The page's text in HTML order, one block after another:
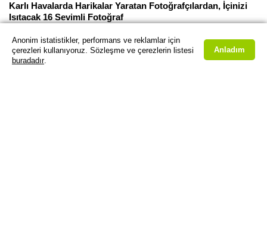
Karlı Havalarda Harikalar Yaratan Fotoğrafçılardan, İçinizi
Isıtacak 16 Sevimli Fotoğraf
15 Günlük Emeğin Karşılığı 2 Dakika: Renkli Karlar Üstünde
Kayak Keyfi
Anonim istatistikler, performans ve reklamlar için
çerezleri kullanıyoruz. Sözleşme ve çerezlerin listesi
buradadır.
Anladım